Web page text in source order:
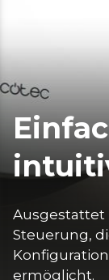
Ausgestattet
Steuerung,
ermöglicht.